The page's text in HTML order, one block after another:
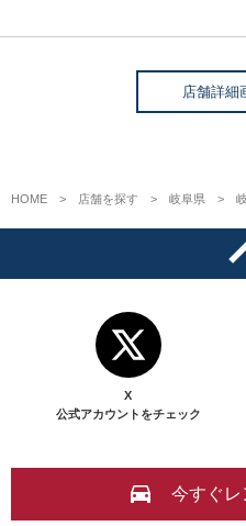
店舗詳細
HOME 店舗を探す 岐阜県
X
公式アカウントをチェック
今すぐレ